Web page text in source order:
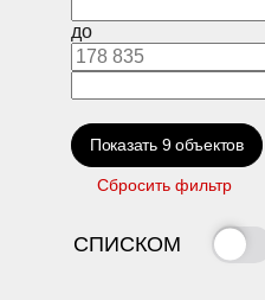
до
Показать 9 объектов
Сбросить фильтр
СПИСКОМ